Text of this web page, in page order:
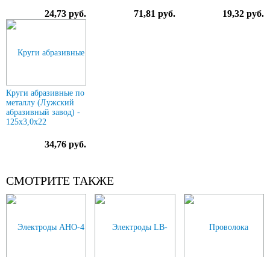
24,73 руб. 71,81 руб. 19,32 руб.
Круги абразивные по
металлу (Лужский
абразивный завод) -
125х3,0х22
34,76 руб.
СМОТРИТЕ ТАКЖЕ